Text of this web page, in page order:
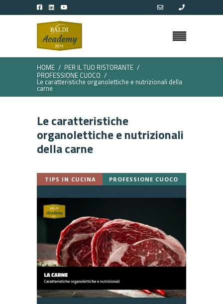
HOME
PER IL TUO RISTORANTE
PROFESSIONE CUOCO
Le caratteristiche organolettiche e nutrizionali della
carne
Le caratteristiche
organolettiche e nutrizionali
della carne
TIPS IN CUCINA PROFESSIONE CUOCO